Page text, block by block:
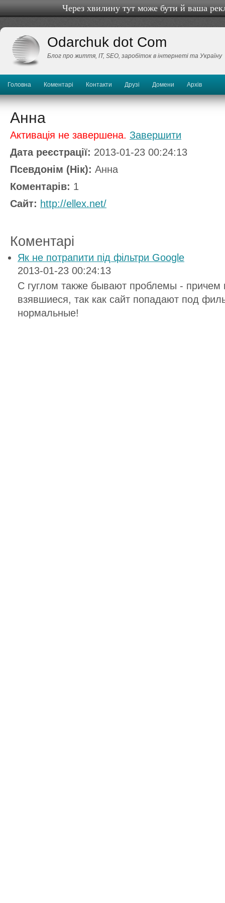
Через хвилину тут може бути й ваша
Odarchuk dot Com
Блог про життя, IТ, SEO, заробіток в інтернеті та Україну
Головна Коментарі Контакти Друзі Домени Архів
Анна
Активація не завершена. Завершити
Дата реєстрації: 2013-01-23 00:24:13
Псевдонім (Нік): Анна
Коментарів: 1
Сайт: http://ellex.net/
Коментарі
Як не потрапити під фільтри Google
2013-01-23 00:24:13
C гуглом также бывают проблемы - причем
взявшиеся, так как сайт попадают под
нормальные!